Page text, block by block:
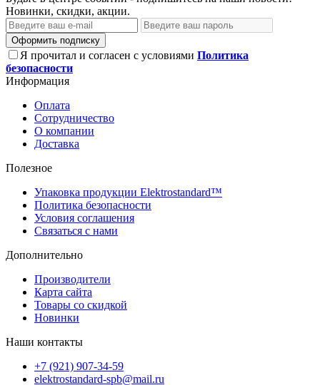
Новинки, скидки, акции.
Оформить подписку
Я прочитал и согласен с условиями Политика
безопасности
Информация
Оплата
Сотрудничество
О компании
Доставка
Полезное
Упаковка продукции Elektrostandard™
Политика безопасности
Условия соглашения
Связаться с нами
Дополнительно
Производители
Карта сайта
Товары со скидкой
Новинки
Наши контакты
+7 (921) 907-34-59
elektrostandard-spb@mail.ru